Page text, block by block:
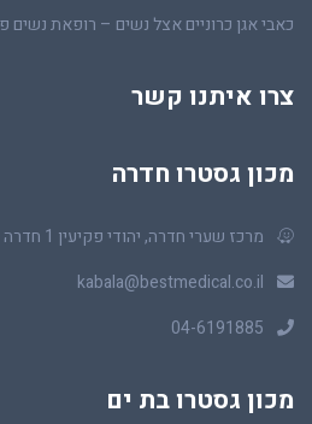
כאבי אגן כרוניים אצל נשים – רופאת נשים
צרו איתנו קשר
מכון גסטרו חדרה
מרכז שערי חדרה, יהודי פקיעין 1 חדרה
kabala@bestmedical.co.il
04-6191885
מכון גסטרו בת ים